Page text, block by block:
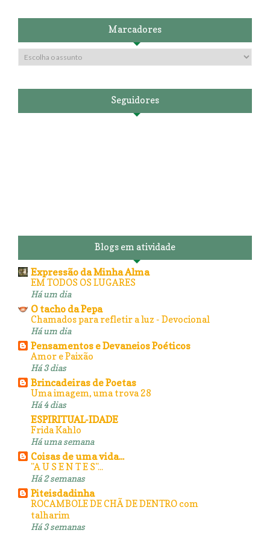
Marcadores
Seguidores
Blogs em atividade
Expressão da Minha Alma
EM TODOS OS LUGARES
Há um dia
O tacho da Pepa
Chamados para refletir a luz - Devocional
Há um dia
Pensamentos e Devaneios Poéticos
Amor e Paixão
Há 3 dias
Brincadeiras de Poetas
Uma imagem, uma trova 28
Há 4 dias
ESPIRITUAL-IDADE
Frida Kahlo
Há uma semana
Coisas de uma vida...
"A U S E N T E S"...
Há 2 semanas
Piteisdadinha
ROCAMBOLE DE CHÃ DE DENTRO com
talharim
Há 3 semanas